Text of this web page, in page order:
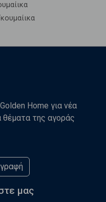
Home για νέα
θέματα της αγοράς
μας